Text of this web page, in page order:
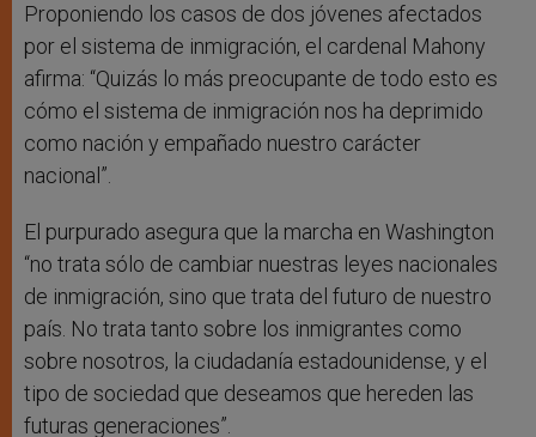
Proponiendo los casos de dos jóvenes afectados
por el sistema de inmigración, el cardenal Mahony
afirma: “Quizás lo más preocupante de todo esto es
cómo el sistema de inmigración nos ha deprimido
como nación y empañado nuestro carácter
nacional”.
El purpurado asegura que la marcha en Washington
“no trata sólo de cambiar nuestras leyes nacionales
de inmigración, sino que trata del futuro de nuestro
país. No trata tanto sobre los inmigrantes como
sobre nosotros, la ciudadanía estadounidense, y el
tipo de sociedad que deseamos que hereden las
futuras generaciones”.